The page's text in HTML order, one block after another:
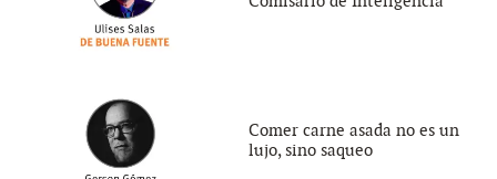
Comer carne asada no es un
lujo, sino saqueo